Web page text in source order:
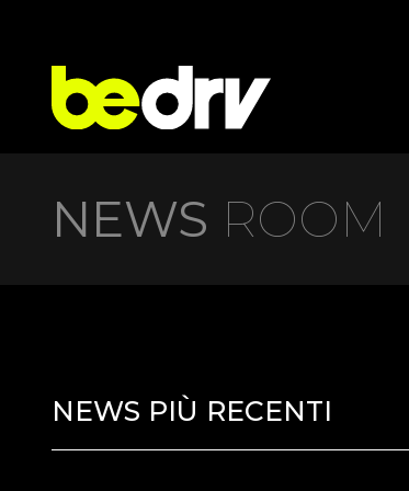
NEWS ROOM
NEWS PIÙ RECENTI